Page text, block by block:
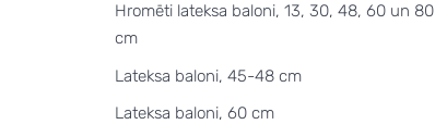
Hromēti lateksa baloni, 13, 30, 48, 60 un 80
cm
Lateksa baloni, 45-48 cm
Lateksa baloni, 60 cm